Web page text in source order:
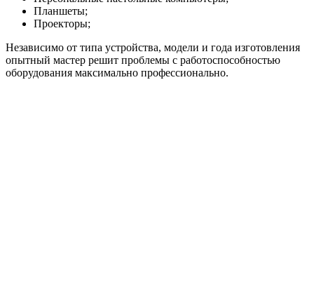
Планшеты;
Проекторы;
Независимо от типа устройства, модели и года изготовления
опытный мастер решит проблемы с работоспособностью
оборудования максимально профессионально.